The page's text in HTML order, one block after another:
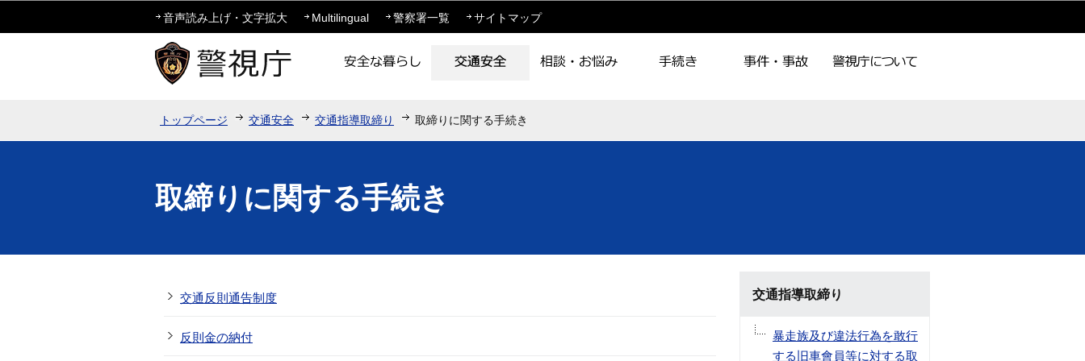
このページの本文へ移動
音声読み上げ・文字拡大 Multilingual 警察署一覧 サイトマップ
トップページ 交通安全 交通指導取締り 取締りに関する手続き
取締りに関する手続き
交通反則通告制度
反則金の納付
交通指導取締り
暴走族及び違法行為を敢行
する旧車會員等に対する取